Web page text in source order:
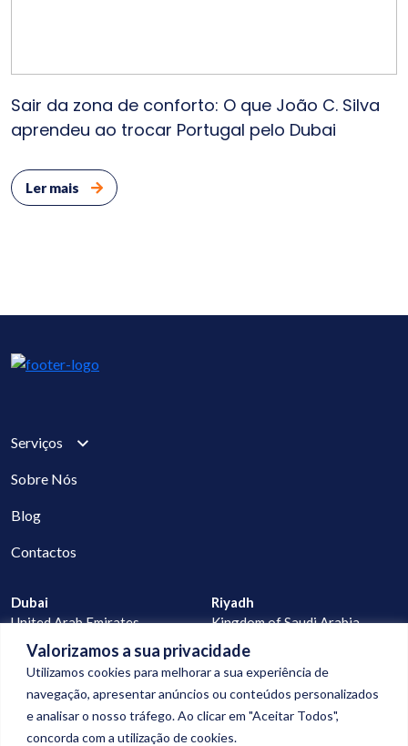
Valorizamos a sua privacidade
Utilizamos cookies para melhorar a sua experiência de
navegação, apresentar anúncios ou conteúdos personalizados
e analisar o nosso tráfego. Ao clicar em "Aceitar Todos",
concorda com a utilização de cookies.
Sair da zona de conforto: O que João C. Silva
aprendeu ao trocar Portugal pelo Dubai
Ler mais
Serviços
Sobre Nós
Blog
Contactos
Dubai
United Arab Emirates
Lisbon
Riyadh
Kingdom of Saudi Arabia
Cape Verde
geral@digitalconnection.pt